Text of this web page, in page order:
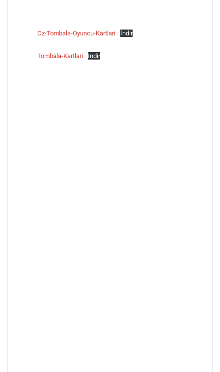
Oz-Tombala-Oyuncu-Kartlari İndir
Tombala-Kartlari İndir